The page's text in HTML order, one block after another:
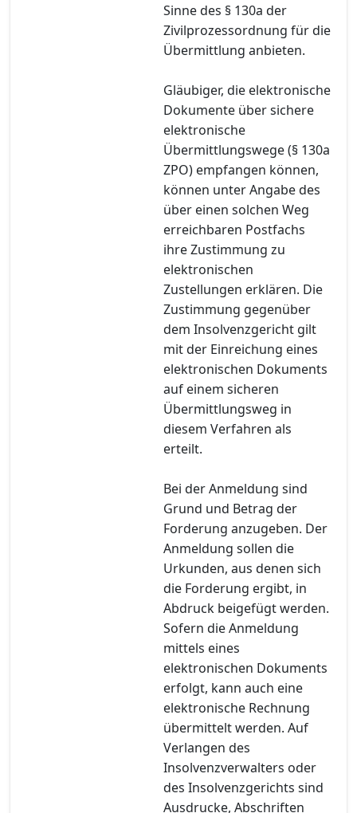
Sinne des § 130a der
Zivilprozessordnung für die
Übermittlung anbieten.
Gläubiger, die elektronische
Dokumente über sichere
elektronische
Übermittlungswege (§ 130a
ZPO) empfangen können,
können unter Angabe des
über einen solchen Weg
erreichbaren Postfachs
ihre Zustimmung zu
elektronischen
Zustellungen erklären. Die
Zustimmung gegenüber
dem Insolvenzgericht gilt
mit der Einreichung eines
elektronischen Dokuments
auf einem sicheren
Übermittlungsweg in
diesem Verfahren als
erteilt.
Bei der Anmeldung sind
Grund und Betrag der
Forderung anzugeben. Der
Anmeldung sollen die
Urkunden, aus denen sich
die Forderung ergibt, in
Abdruck beigefügt werden.
Sofern die Anmeldung
mittels eines
elektronischen Dokuments
erfolgt, kann auch eine
elektronische Rechnung
übermittelt werden. Auf
Verlangen des
Insolvenzverwalters oder
des Insolvenzgerichts sind
Ausdrucke, Abschriften